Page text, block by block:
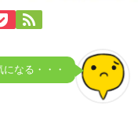
なる・・・